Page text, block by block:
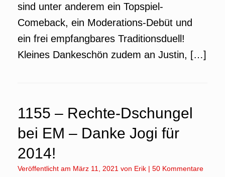
sind unter anderem ein Topspiel-
Comeback, ein Moderations-Debüt und
ein frei empfangbares Traditionsduell!
Kleines Dankeschön zudem an Justin, […]
1155 – Rechte-Dschungel
bei EM – Danke Jogi für
2014!
Veröffentlicht am März 11, 2021 von Erik | 50 Kommentare